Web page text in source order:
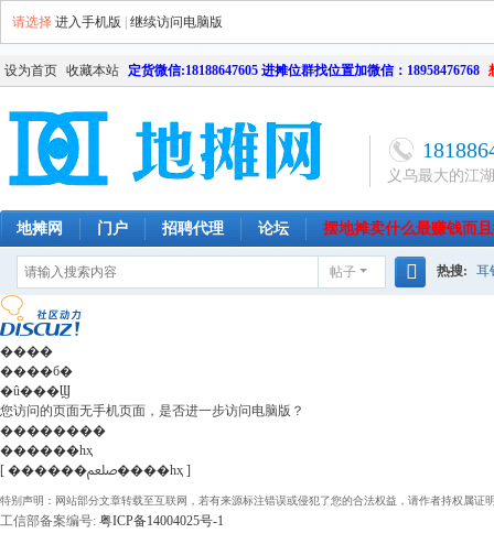
请选择 进入手机版 继续访问电脑版
设为首页 收藏本站 定货微信:18188647605 进摊位群找位置加微信：18958476768
义乌最大的江
地摊网 门户 招聘代理 论坛 摆地摊卖什么最赚钱而
南昌
帖子 热搜: 耳
����
����б�
�û���Ϣ
您访问的页面无手机页面，是否进一步访问电脑版？
��������
������һҳ
[ ������ﷵ����һҳ ]
特别声明：网站部分文章转载至互联网，若有来源标注错误或侵犯了您的合法权益，请作者持权属证
工信部备案编号: 粤ICP备14004025号-1